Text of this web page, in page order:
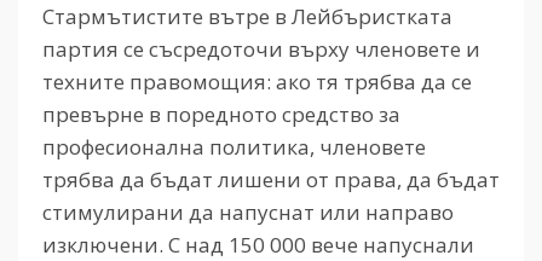
Стармътистите вътре в Лейбъристката
партия се съсредоточи върху членовете и
техните правомощия: ако тя трябва да се
превърне в поредното средство за
професионална политика, членовете
трябва да бъдат лишени от права, да бъдат
стимулирани да напуснат или направо
изключени. С над 150 000 вече напуснали